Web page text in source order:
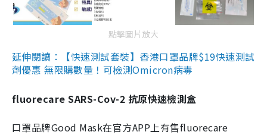
點擊圖片放大
延伸閱讀：【快速測試套裝】香港口罩品牌$19快速測試
劑優惠 無限購數量！可檢測Omicron病毒
fluorecare SARS-Cov-2 抗原快速檢測盒
口罩品牌Good Mask在官方APP上有售fluorecare